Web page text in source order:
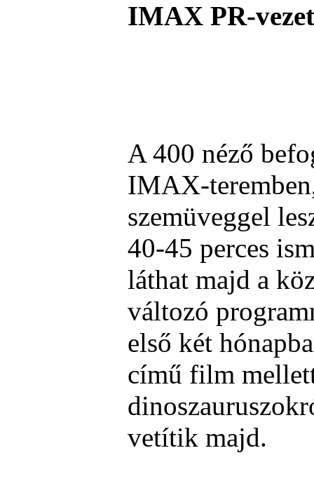
IMAX PR-
A 400 néző
IMAX-
szemüveggel
40-45 perces
láthat majd a
változó
első két
című film
vetítik majd.